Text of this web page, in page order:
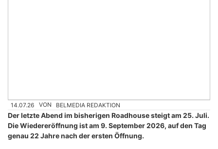
14.07.26 VON BELMEDIA REDAKTION
Der letzte Abend im bisherigen Roadhouse steigt am 25. Juli.
Die Wiedereröffnung ist am 9. September 2026, auf den Tag
genau 22 Jahre nach der ersten Öffnung.